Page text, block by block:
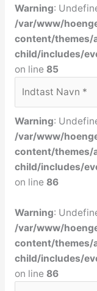
Warning:
/var/www/
content/themes/
child/includes/
on line 85
Warning:
/var/www/
content/themes/
child/includes/
on line 86
Warning:
/var/www/
content/themes/
child/includes/
on line 86